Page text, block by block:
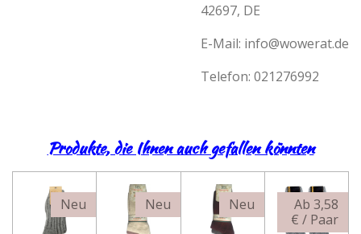
42697, DE
E-Mail: info@wowerat.de
Telefon: 021276992
Produkte, die Ihnen auch gefallen könnten
Neu Neu Neu
Ab 3,58
€ / Paar